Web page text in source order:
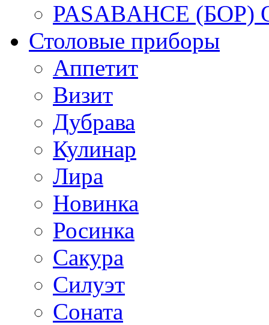
PASABAHCE (БОР)
Столовые приборы
Аппетит
Визит
Дубрава
Кулинар
Лира
Новинка
Росинка
Сакура
Силуэт
Соната